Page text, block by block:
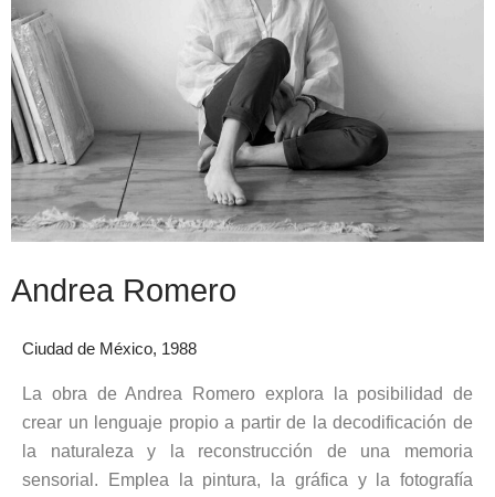
Andrea Romero
Ciudad de México, 1988
La obra de Andrea Romero explora la posibilidad de
crear un lenguaje propio a partir de la decodificación de
la naturaleza y la reconstrucción de una memoria
sensorial. Emplea la pintura, la gráfica y la fotografía